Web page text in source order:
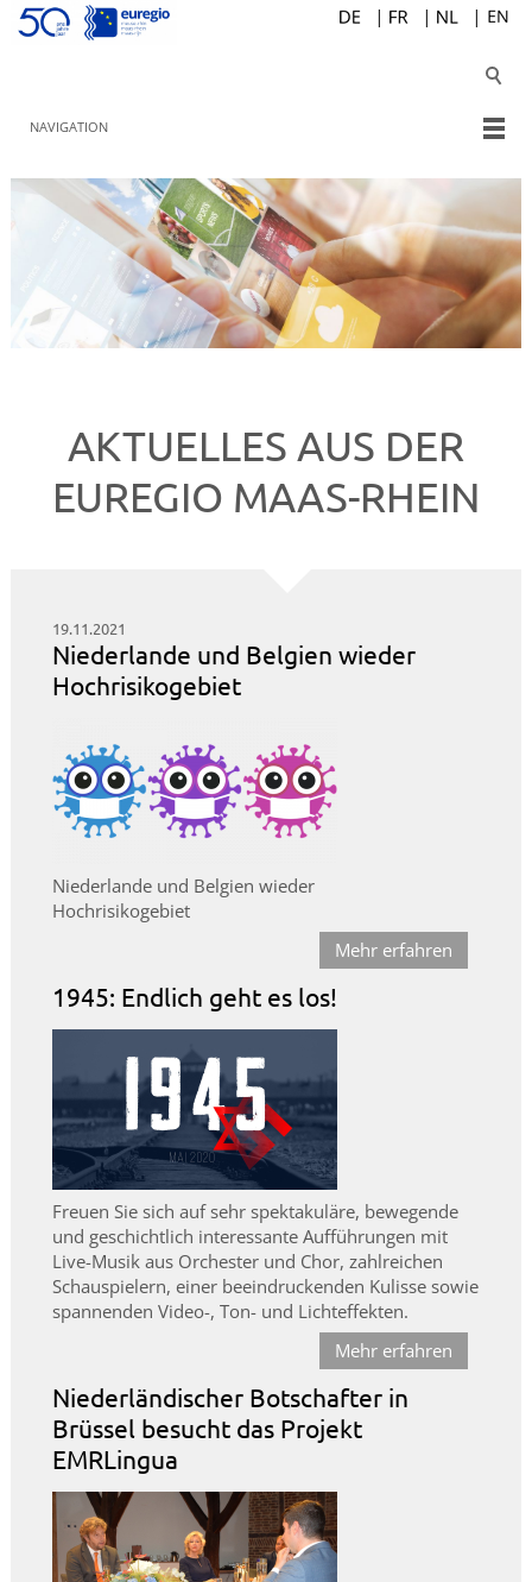
NAVIGATION
AKTUELLES AUS DER
EUREGIO MAAS-RHEIN
19.11.2021
Niederlande und Belgien wieder
Hochrisikogebiet
Niederlande und Belgien wieder
Hochrisikogebiet
Mehr erfahren
1945: Endlich geht es los!
Freuen Sie sich auf sehr spektakuläre, bewegende
und geschichtlich interessante Aufführungen mit
Live-Musik aus Orchester und Chor, zahlreichen
Schauspielern, einer beeindruckenden Kulisse sowie
spannenden Video-, Ton- und Lichteffekten.
Mehr erfahren
Niederländischer Botschafter in
Brüssel besucht das Projekt
EMRLingua